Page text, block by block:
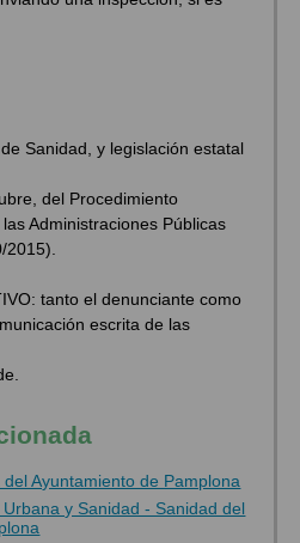
Sanidad, y legislación estatal
del Procedimiento
Administraciones Públicas
2015).
tanto el denunciante como
escrita de las
Ayuntamiento de Pamplona
y Sanidad - Sanidad del